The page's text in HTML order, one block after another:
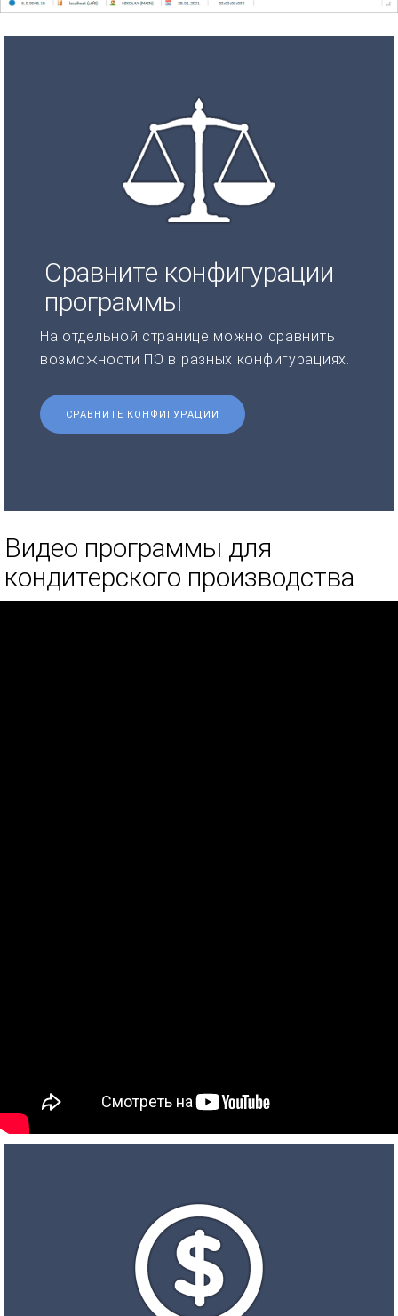
Сравните конфигурации
программы
На отдельной странице можно сравнить
возможности ПО в разных конфигурациях.
СРАВНИТЕ КОНФИГУРАЦИИ
Видео программы для
кондитерского производства